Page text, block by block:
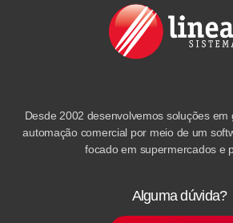
Desde 2002 desenvolvemos soluções em
automação comercial por meio de um
focado em supermercados e
Alguma dúvida?